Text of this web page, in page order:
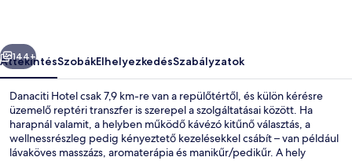
Következő
144+
ÁttekintésSzobákElhelyezkedésSzabályzatok
Danaciti Hotel csak 7,9 km-re van a repülőtértől, és külön kérésre
üzemelő reptéri transzfer is szerepel a szolgáltatásai között. Ha
harapnál valamit, a helyben működő kávézó kitűnő választás, a
wellnessrészleg pedig kényeztető kezelésekkel csábít – van például
lávaköves masszázs, aromaterápia és manikűr/pedikűr. A hely